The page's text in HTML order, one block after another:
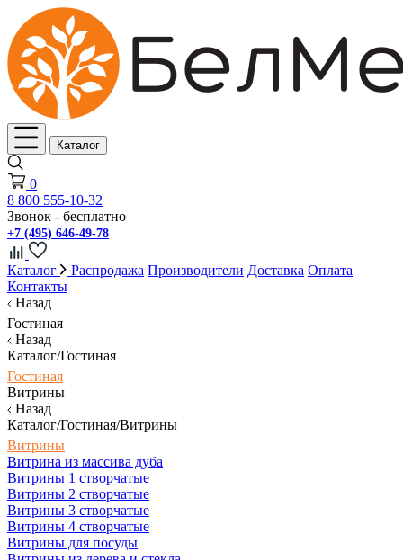
Каталог
0
8 800 555-10-32
Звонок - бесплатно
+7 (495) 646-49-78
Каталог Распродажа Производители Доставка Оплата
Контакты
Назад
Гостиная
Назад
Каталог/Гостиная
Гостиная
Витрины
Назад
Каталог/Гостиная/Витрины
Витрины
Витрина из массива дуба
Витрины 1 створчатые
Витрины 2 створчатые
Витрины 3 створчатые
Витрины 4 створчатые
Витрины для посуды